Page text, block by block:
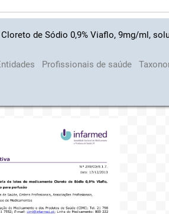
de Sódio 0,9% Viaflo, 9mg/ml,
Profissionais de saúde